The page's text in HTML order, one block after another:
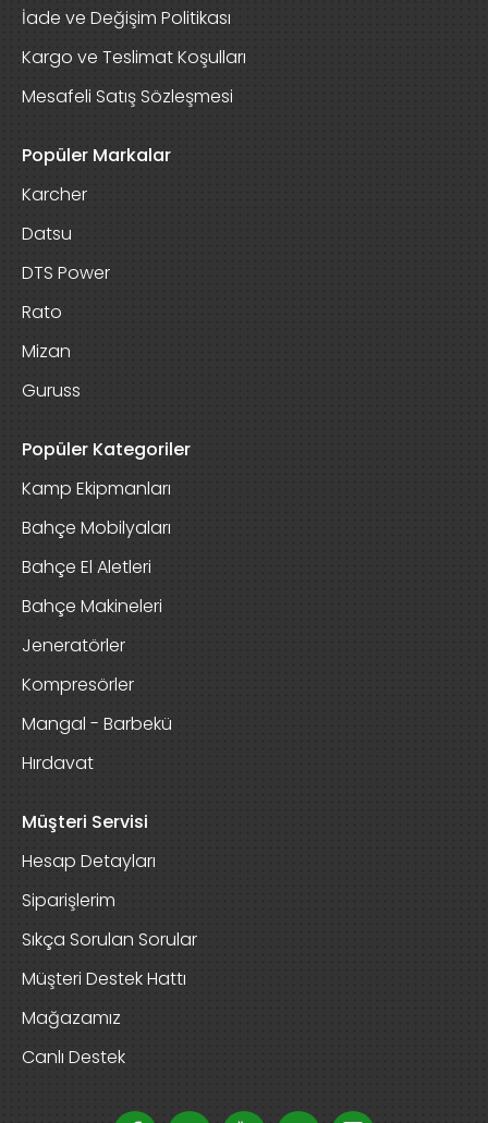
İade ve Değişim Politikası
Kargo ve Teslimat Koşulları
Mesafeli Satış Sözleşmesi
Popüler Markalar
Karcher
Datsu
DTS Power
Rato
Mizan
Guruss
Popüler Kategoriler
Kamp Ekipmanları
Bahçe Mobilyaları
Bahçe El Aletleri
Bahçe Makineleri
Jeneratörler
Kompresörler
Mangal - Barbekü
Hırdavat
Müşteri Servisi
Hesap Detayları
Siparişlerim
Sıkça Sorulan Sorular
Müşteri Destek Hattı
Mağazamız
Canlı Destek